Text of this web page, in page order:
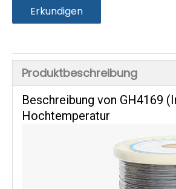
Erkundigen
Produktbeschreibung
Beschreibung von GH4169
Hochtemperatur